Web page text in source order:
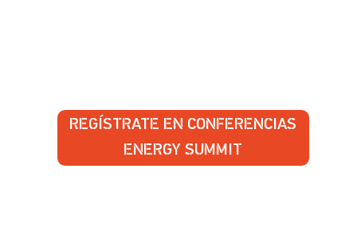
REGÍSTRATE EN CONFERENCIAS
ENERGY SUMMIT